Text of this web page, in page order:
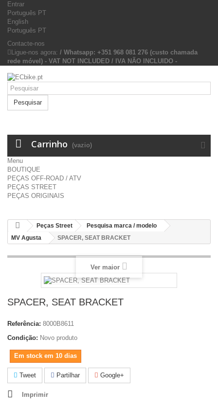
Entrar
Português PT
English
Português PT
Contacte-nos
Ligue-nos agora: / Whatsapp: +351 968 081 276 (custo chamada
rede móvel) - VAT NOT INCLUDED / IVA NÃO INCLUIDO -
Pesquisar
Carrinho (vazio)
Menu
BOUTIQUE
PEÇAS OFF-ROAD / ATV
PEÇAS STREET
PEÇAS ORIGINAIS
Peças Street
Pesquisa marca / modelo
MV Agusta
SPACER, SEAT BRACKET
Ver maior
SPACER, SEAT BRACKET
Referência: 8000B8611
Condição: Novo produto
Em stock em 10 dias
Tweet Partilhar Google+
Imprimir